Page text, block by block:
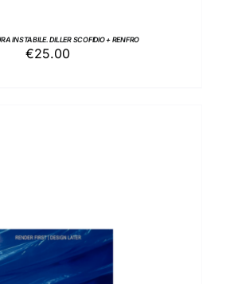
INSTABILE. DILLER SCOFIDIO + RENFRO
€25.00